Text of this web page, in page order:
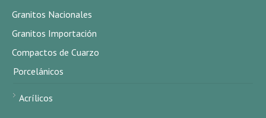
Granitos Nacionales
Granitos Importación
Compactos de Cuarzo
Porcelánicos
Acrílicos